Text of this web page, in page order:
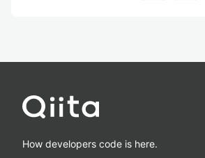
How developers code is here.